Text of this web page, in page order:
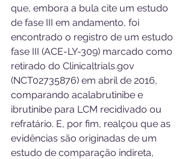
que, embora a bula cite um estudo
de fase III em andamento, foi
encontrado o registro de um estudo
fase III (ACE-LY-309) marcado como
retirado do Clinicaltrials.gov
(NCT02735876) em abril de 2016,
comparando acalabrutinibe e
ibrutinibe para LCM recidivado ou
refratário. E, por fim, realçou que as
evidências são originadas de um
estudo de comparação indireta,